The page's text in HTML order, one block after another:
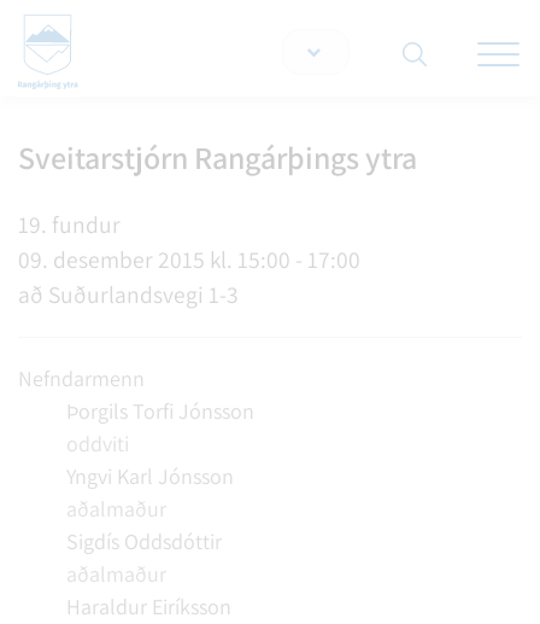
Sveitarstjórn Rangárþings ytra
19. fundur
09. desember 2015 kl. 15:00 - 17:00
að Suðurlandsvegi 1-3
Nefndarmenn
Þorgils Torfi Jónsson
oddviti
Yngvi Karl Jónsson
aðalmaður
Sigdís Oddsdóttir
aðalmaður
Haraldur Eiríksson
Leita á vef